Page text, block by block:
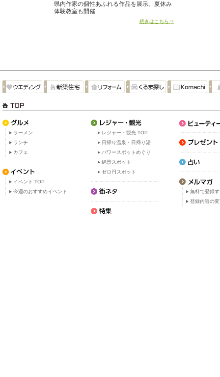
県内作家の個性あふれる作品を展示。夏休み
体験教室も開催
続きはこちら⇒
ラーメン
ランチ
カフェ
イベント TOP
今週のおすすめイベント
レジャー・観光 TOP
日帰り温泉・日帰り湯
パワースポットめぐり
絶景スポット
ゼロ円スポット
無料で登録
登録内容の